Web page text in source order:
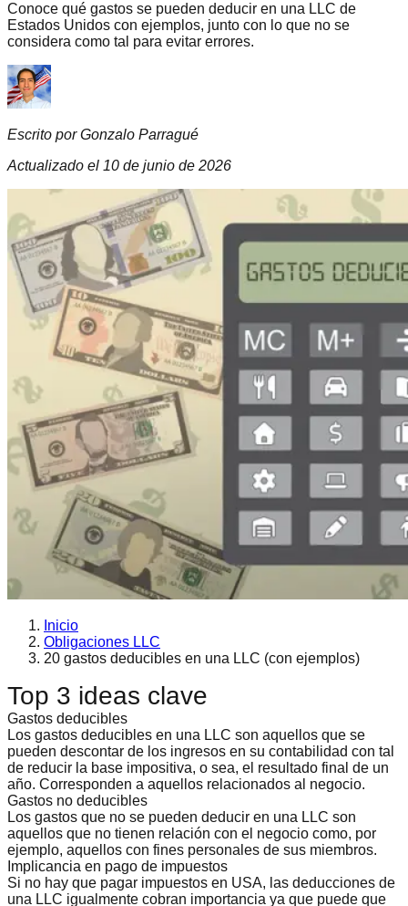
Conoce qué gastos se pueden deducir en una LLC de
Estados Unidos con ejemplos, junto con lo que no se
considera como tal para evitar errores.
Escrito por Gonzalo Parragué
Actualizado el 10 de junio de 2026
Inicio
Obligaciones LLC
20 gastos deducibles en una LLC (con ejemplos)
Top 3 ideas clave
Gastos deducibles
Los gastos deducibles en una LLC son aquellos que se
pueden descontar de los ingresos en su contabilidad con tal
de reducir la base impositiva, o sea, el resultado final de un
año. Corresponden a aquellos relacionados al negocio.
Gastos no deducibles
Los gastos que no se pueden deducir en una LLC son
aquellos que no tienen relación con el negocio como, por
ejemplo, aquellos con fines personales de sus miembros.
Implicancia en pago de impuestos
Si no hay que pagar impuestos en USA, las deducciones de
una LLC igualmente cobran importancia ya que puede que